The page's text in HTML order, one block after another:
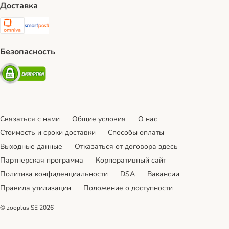
Доставка
Omniva Shipping Method
SmartPosti Shipping Method
Безопасность
Security
Связаться с нами Общие условия
О нас
Стоимость и сроки доставки
Cпособы оплаты
Выходные данные
Отказаться от договора здесь
Партнерская программа
Корпоративный сайт
Политика конфиденциальности
DSA
Вакансии
Правила утилизации
Положение о доступности
© zooplus SE 2026